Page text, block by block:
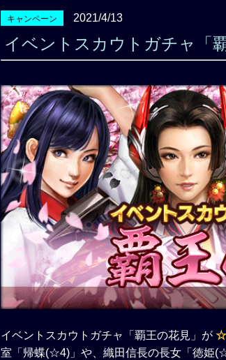
キャンペーン 2021/4/13
イベントスカウトガチャ「
イベントスカウトガチャ「覇王の花見」が
室「帰蝶(☆4)」や、織田信長の長女「徳姫